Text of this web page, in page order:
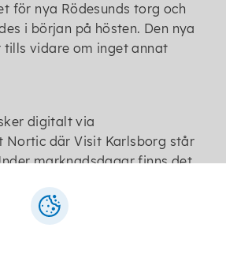
för nya Rödesunds torg och
i början på hösten. Den nya
tills vidare om inget annat
digitalt via
Nortic där Visit Karlsborg står
marknadsdagar finns det
Karlsborg via deras